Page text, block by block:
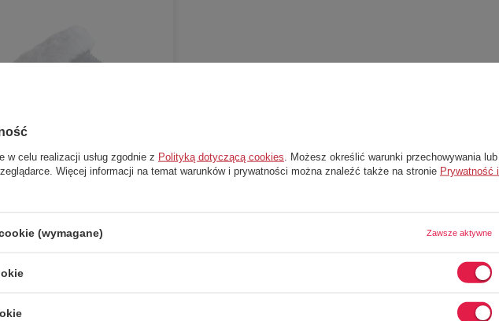
459,00 zł
celu realizacji usług zgodnie z Polityką dotyczącą cookies . Możesz określić warunki przechowywania lub
Więcej informacji na temat warunków i prywatności można znaleźć także na stronie Prywatność i
(wymagane) Zawsze aktywne